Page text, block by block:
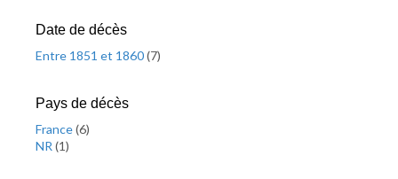
Date de décès
Entre 1851 et 1860(7)
Pays de décès
France(6)
NR (1)